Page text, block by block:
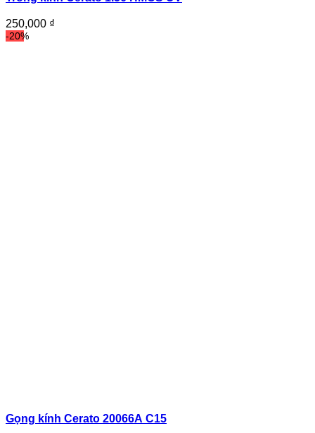
250,000 ₫
-20%
Gọng kính Cerato 20066A C15